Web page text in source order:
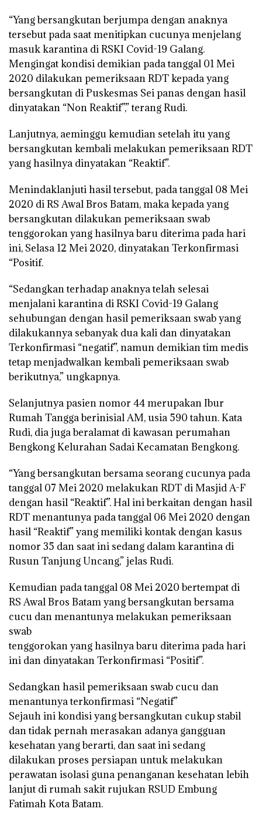
“Yang bersangkutan berjumpa dengan anaknya
tersebut pada saat menitipkan cucunya menjelang
masuk karantina di RSKI Covid-19 Galang.
Mengingat kondisi demikian pada tanggal 01 Mei
2020 dilakukan pemeriksaan RDT kepada yang
bersangkutan di Puskesmas Sei panas dengan hasil
dinyatakan “Non Reaktif”,” terang Rudi.
Lanjutnya, aeminggu kemudian setelah itu yang
bersangkutan kembali melakukan pemeriksaan RDT
yang hasilnya dinyatakan “Reaktif”.
Menindaklanjuti hasil tersebut, pada tanggal 08 Mei
2020 di RS Awal Bros Batam, maka kepada yang
bersangkutan dilakukan pemeriksaan swab
tenggorokan yang hasilnya baru diterima pada hari
ini, Selasa 12 Mei 2020, dinyatakan Terkonfirmasi
“Positif.
“Sedangkan terhadap anaknya telah selesai
menjalani karantina di RSKI Covid-19 Galang
sehubungan dengan hasil pemeriksaan swab yang
dilakukannya sebanyak dua kali dan dinyatakan
Terkonfirmasi “negatif”, namun demikian tim medis
tetap menjadwalkan kembali pemeriksaan swab
berikutnya,” ungkapnya.
Selanjutnya pasien nomor 44 merupakan Ibur
Rumah Tangga berinisial AM, usia 590 tahun. Kata
Rudi, dia juga beralamat di kawasan perumahan
Bengkong Kelurahan Sadai Kecamatan Bengkong.
“Yang bersangkutan bersama seorang cucunya pada
tanggal 07 Mei 2020 melakukan RDT di Masjid A-F
dengan hasil “Reaktif”. Hal ini berkaitan dengan hasil
RDT menantunya pada tanggal 06 Mei 2020 dengan
hasil “Reaktif” yang memiliki kontak dengan kasus
nomor 35 dan saat ini sedang dalam karantina di
Rusun Tanjung Uncang,” jelas Rudi.
Kemudian pada tanggal 08 Mei 2020 bertempat di
RS Awal Bros Batam yang bersangkutan bersama
cucu dan menantunya melakukan pemeriksaan
swab
tenggorokan yang hasilnya baru diterima pada hari
ini dan dinyatakan Terkonfirmasi “Positif”.
Sedangkan hasil pemeriksaan swab cucu dan
menantunya terkonfirmasi “Negatif”
Sejauh ini kondisi yang bersangkutan cukup stabil
dan tidak pernah merasakan adanya gangguan
kesehatan yang berarti, dan saat ini sedang
dilakukan proses persiapan untuk melakukan
perawatan isolasi guna penanganan kesehatan lebih
lanjut di rumah sakit rujukan RSUD Embung
Fatimah Kota Batam.